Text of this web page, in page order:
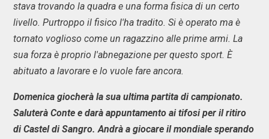
stava trovando la quadra e una forma fisica di un certo
livello. Purtroppo il fisico l'ha tradito. Si è operato ma è
tornato voglioso come un ragazzino alle prime armi. La
sua forza è proprio l'abnegazione per questo sport. È
abituato a lavorare e lo vuole fare ancora.
Domenica giocherà la sua ultima partita di campionato.
Saluterà Conte e darà appuntamento ai tifosi per il ritiro
di Castel di Sangro. Andrà a giocare il mondiale sperando